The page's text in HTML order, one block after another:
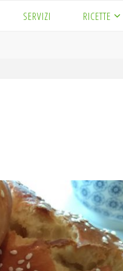
SERVIZI RICETTE